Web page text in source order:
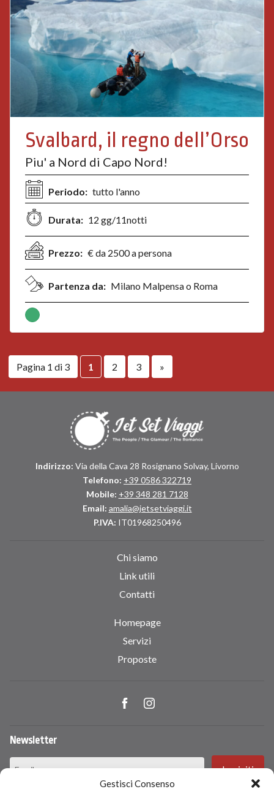
Gestisci Consenso
Svalbard, il regno dell’Orso
Piu' a Nord di Capo Nord!
Periodo: tutto l'anno
Durata: 12 gg/11notti
Prezzo: € da 2500 a persona
Partenza da: Milano Malpensa o Roma
Pagina 1 di 3 1 2 3 »
Indirizzo: Via della Cava 28 Rosignano Solvay, Livorno
Telefono: +39 0586 322719
Mobile: +39 348 281 7128
Email: amalia@jetsetviaggi.it
P.IVA: IT01968250496
Chi siamo
Link utili
Contatti
Homepage
Servizi
Proposte
Newsletter